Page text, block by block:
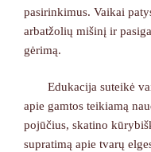
pasirinkimus. Vaikai
arbatžolių mišinį ir
gėrimą.
Edukacija suteikė
apie gamtos teikiamą
pojūčius, skatino
supratimą apie tvarų